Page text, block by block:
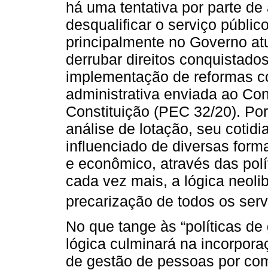
há uma tentativa por parte
desqualificar o serviço
principalmente no Governo
derrubar direitos
implementação de reformas
administrativa enviada ao
Constituição (PEC 32/20).
análise de lotação, seu
influenciado de diversas
e econômico, através das
cada vez mais, a lógica
precarização de todos os
No que tange às “políticas
lógica culminará na
de gestão de pessoas por